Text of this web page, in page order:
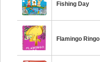
Fishing Day
Flamingo Ringo